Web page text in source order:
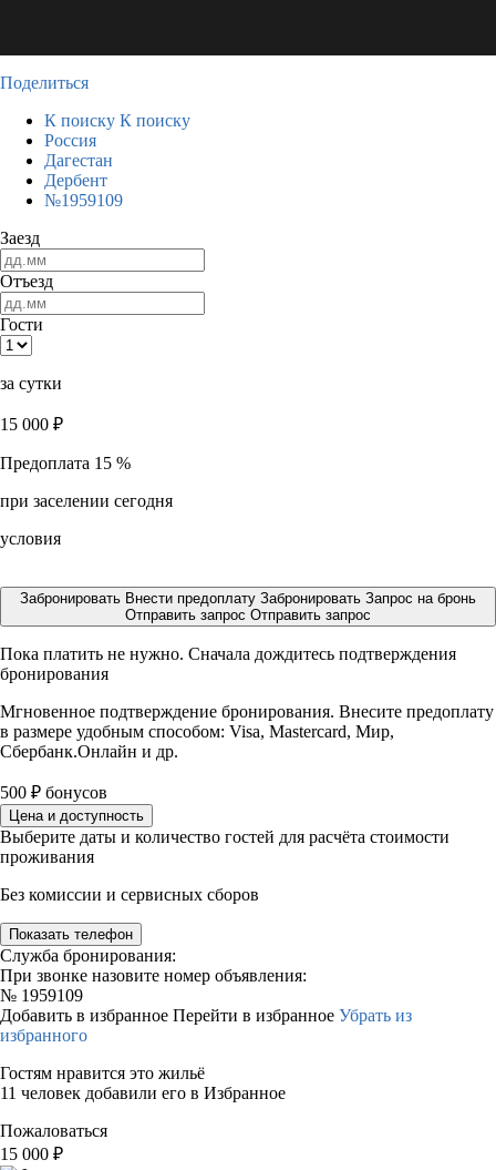
Поделиться
К поиску К поиску
Россия
Дагестан
Дербент
№1959109
Заезд
Отъезд
Гости
за сутки
15 000 ₽
Предоплата 15 %
при заселении сегодня
условия
Забронировать Внести предоплату Забронировать Запрос на бронь
Отправить запрос Отправить запрос
Пока платить не нужно. Сначала дождитесь подтверждения
бронирования
Мгновенное подтверждение бронирования. Внесите предоплату
в размере удобным способом: Visa, Mastercard, Мир,
Сбербанк.Онлайн и др.
500 ₽ бонусов
Цена и доступность
Выберите даты и количество гостей для расчёта стоимости
проживания
Без комиссии и сервисных сборов
Показать телефон
Служба бронирования:
При звонке назовите номер объявления:
№ 1959109
Добавить в избранное Перейти в избранное Убрать из
избранного
Гостям нравится это жильё
11 человек добавили его в Избранное
Пожаловаться
15 000 ₽